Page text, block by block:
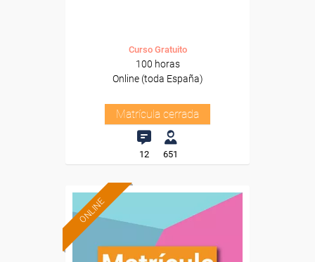
Curso Gratuito
100 horas
Online (toda España)
Matrícula cerrada
12 651
ONLINE